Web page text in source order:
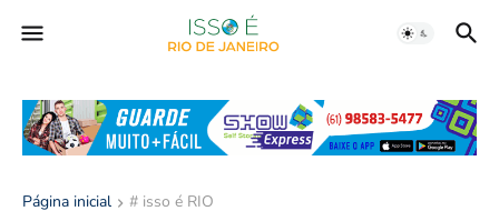
Página inicial # isso é RIO